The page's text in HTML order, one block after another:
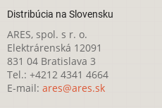
Distribúcia na Slovensku
ARES, spol. s r. o.
Elektrárenská 12091
831 04 Bratislava 3
Tel.: +4212 4341 4664
E-mail: ares@ares.sk